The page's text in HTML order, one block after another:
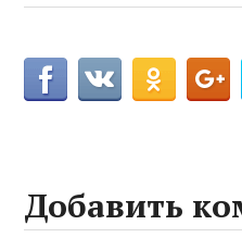
Добавить